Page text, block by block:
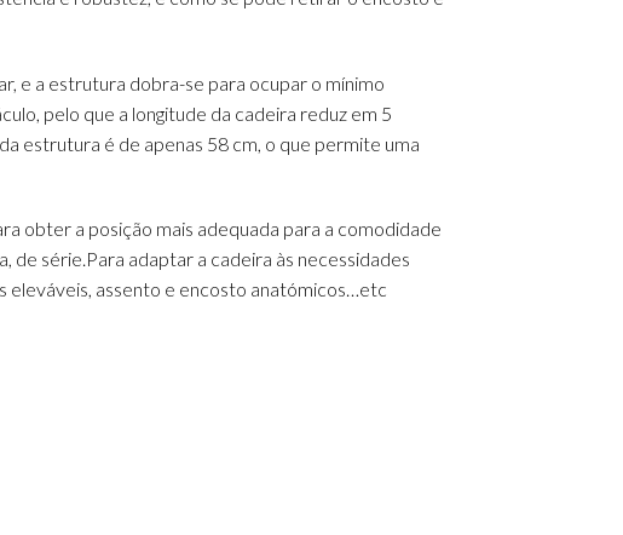
e a estrutura dobra-se para ocupar o mínimo
pelo que a longitude da cadeira reduz em 5
estrutura é de apenas 58 cm, o que permite uma
obter a posição mais adequada para a comodidade
de série.Para adaptar a cadeira às necessidades
eleváveis, assento e encosto anatómicos…etc